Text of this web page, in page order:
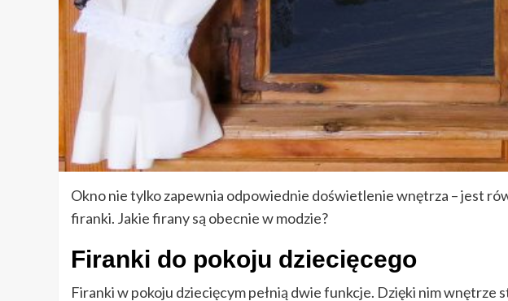
Okno nie tylko zapewnia odpowiednie doświetlenie wnętrza – jest
firanki. Jakie firany są obecnie w modzie?
Firanki do pokoju dziecięcego
Firanki w pokoju dziecięcym pełnią dwie funkcje. Dzięki nim wnętrze